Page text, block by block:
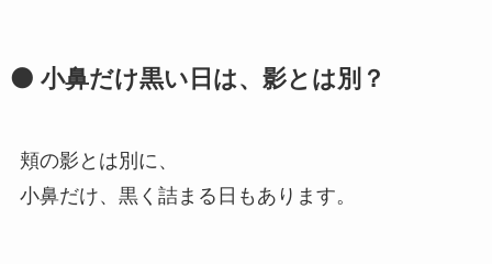
⚫ 小鼻だけ黒い日は、影とは別？
頬の影とは別に、
小鼻だけ、黒く詰まる日もあります。